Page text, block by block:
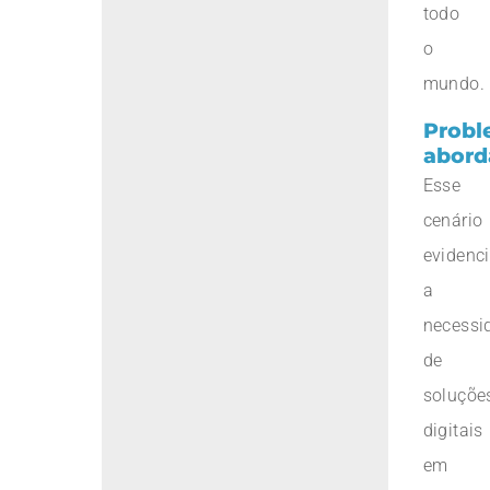
todo
o
mundo.
Esse
cenário
a
de
digitais
em